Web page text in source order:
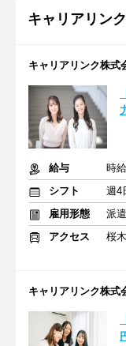
キャリアリン
キャリアリンク株
給与
時
シフト
週4
雇用形態
派
アクセス
桜
キャリアリンク株